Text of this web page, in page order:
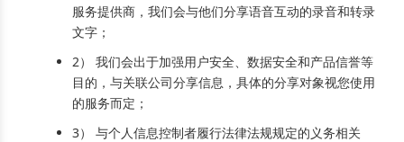
服务提供商，我们会与他们分享语音互动的录音和转录
文字；
2） 我们会出于加强用户安全、数据安全和产品信誉等
目的，与关联公司分享信息，具体的分享对象视您使用
的服务而定；
3） 与个人信息控制者履行法律法规规定的义务相关